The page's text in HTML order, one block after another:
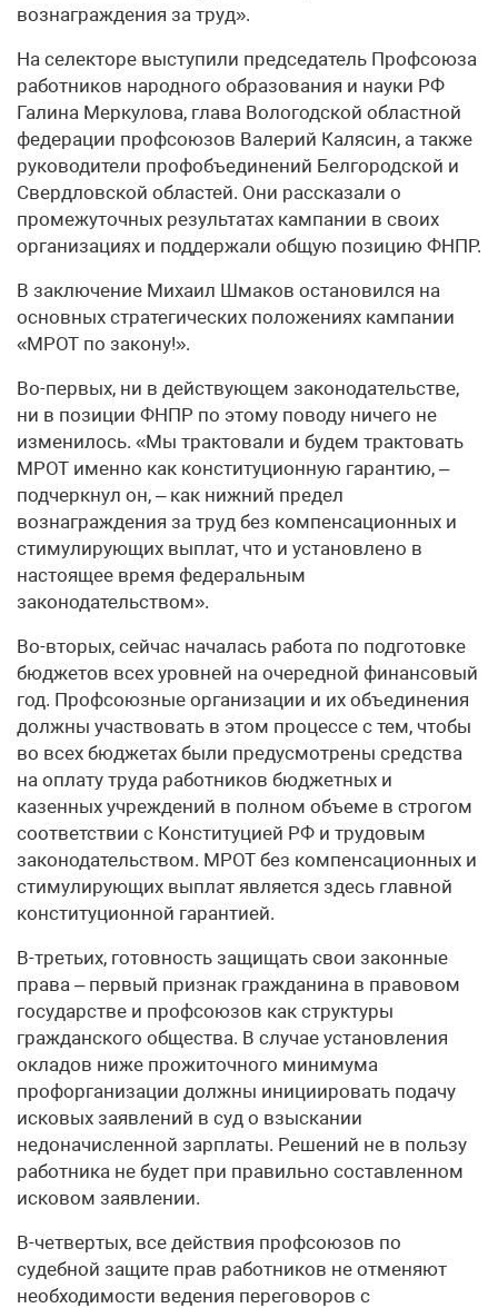
вознаграждения за труд».
На селекторе выступили председатель Профсоюза
работников народного образования и науки РФ
Галина Меркулова, глава Вологодской областной
федерации профсоюзов Валерий Калясин, а также
руководители профобъединений Белгородской и
Свердловской областей. Они рассказали о
промежуточных результатах кампании в своих
организациях и поддержали общую позицию ФНПР.
В заключение Михаил Шмаков остановился на
основных стратегических положениях кампании
«МРОТ по закону!».
Во-первых, ни в действующем законодательстве,
ни в позиции ФНПР по этому поводу ничего не
изменилось. «Мы трактовали и будем трактовать
МРОТ именно как конституционную гарантию, –
подчеркнул он, – как нижний предел
вознаграждения за труд без компенсационных и
стимулирующих выплат, что и установлено в
настоящее время федеральным
законодательством».
Во-вторых, сейчас началась работа по подготовке
бюджетов всех уровней на очередной финансовый
год. Профсоюзные организации и их объединения
должны участвовать в этом процессе с тем, чтобы
во всех бюджетах были предусмотрены средства
на оплату труда работников бюджетных и
казенных учреждений в полном объеме в строгом
соответствии с Конституцией РФ и трудовым
законодательством. МРОТ без компенсационных и
стимулирующих выплат является здесь главной
конституционной гарантией.
В-третьих, готовность защищать свои законные
права – первый признак гражданина в правовом
государстве и профсоюзов как структуры
гражданского общества. В случае установления
окладов ниже прожиточного минимума
профорганизации должны инициировать подачу
исковых заявлений в суд о взыскании
недоначисленной зарплаты. Решений не в пользу
работника не будет при правильно составленном
исковом заявлении.
В-четвертых, все действия профсоюзов по
судебной защите прав работников не отменяют
необходимости ведения переговоров с